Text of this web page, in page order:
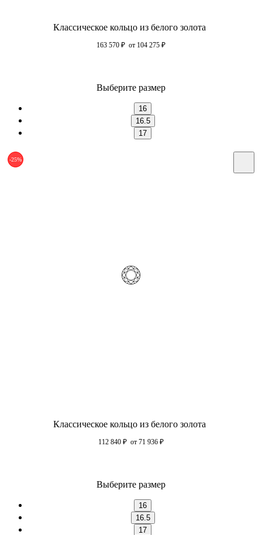
Классическое кольцо из белого золота
163 570 ₽ от 104 275 ₽
Выберите размер
16
16.5
17
-25%
Классическое кольцо из белого золота
112 840 ₽ от 71 936 ₽
Выберите размер
16
16.5
17